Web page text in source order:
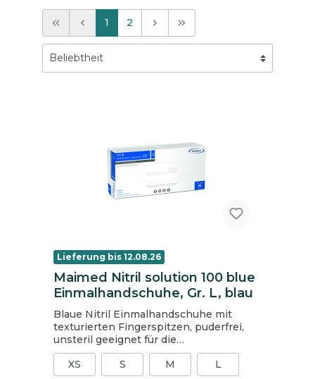
1 2
Lieferung bis 12.08.26
Maimed Nitril solution 100 blue
Einmalhandschuhe, Gr. L, blau
Blaue Nitril Einmalhandschuhe mit
texturierten Fingerspitzen, puderfrei,
unsteril geeignet für die
Lebensmittelindustrie,
Pflegeeinrichtungen (ambulant und
XS S M L